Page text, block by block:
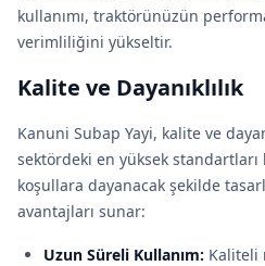
kullanımı, traktörünüzün
verimliliğini yükseltir.
Kalite ve Dayanıklılık
Kanuni Subap Yayi, kalite ve
sektördeki en yüksek standartları
koşullara dayanacak şekilde
avantajları sunar:
Uzun Süreli Kullanım: Kaliteli